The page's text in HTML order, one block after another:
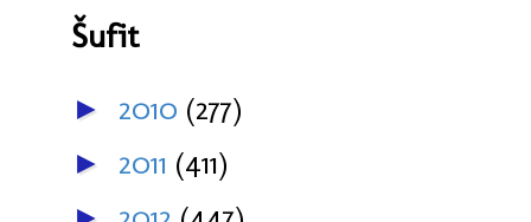
Šufit
► 2010 (277)
► 2011 (411)